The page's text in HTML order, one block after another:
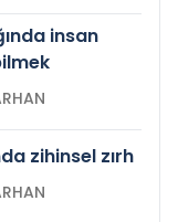
insan
TARHAN
zihinsel zırh
TARHAN